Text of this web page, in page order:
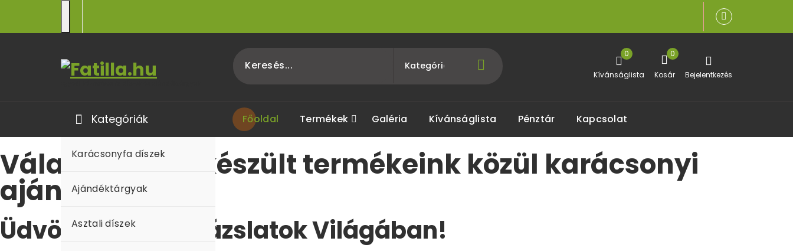
0
Kívánságlista
0
Kosár Bejelentkezés
Kategóriák
Karácsonyfa díszek
Ajándéktárgyak
Asztali díszek
Főoldal Termékek Galéria Kívánságlista Pénztár Kapcsolat
Válassz kézzel készült termékeink közül karácsonyi
ajándéknak!
Üdvözlünk Fa Varázslatok Világában!